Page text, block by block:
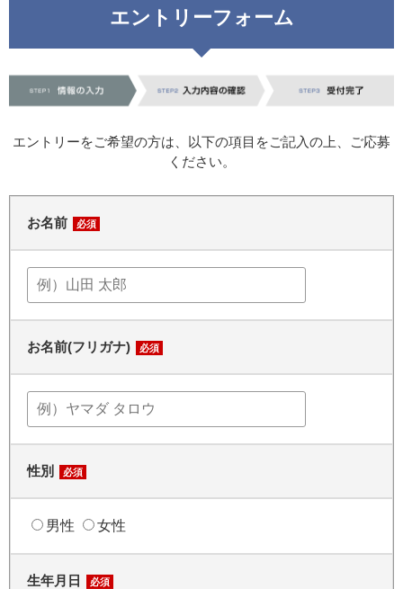
エントリーフォーム
エントリーをご希望の方は、以下の項目をご記入の上、ご応募
ください。
お名前 必須
お名前(フリガナ) 必須
性別 必須
男性 女性
生年月日 必須